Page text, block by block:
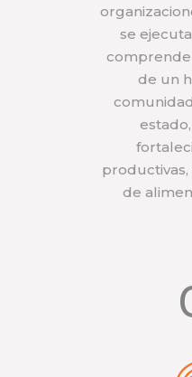
se
comprende
de un
de